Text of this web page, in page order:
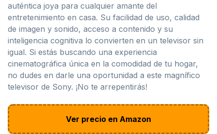
auténtica joya para cualquier amante del
entretenimiento en casa. Su facilidad de uso, calidad
de imagen y sonido, acceso a contenido y su
inteligencia cognitiva lo convierten en un televisor sin
igual. Si estás buscando una experiencia
cinematográfica única en la comodidad de tu hogar,
no dudes en darle una oportunidad a este magnífico
televisor de Sony. ¡No te arrepentirás!
Ver precio en Amazon